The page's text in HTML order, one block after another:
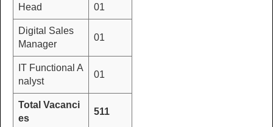
Head 01
Digital Sales
Manager
01
IT Functional A
nalyst
01
Total Vacanci
es
511